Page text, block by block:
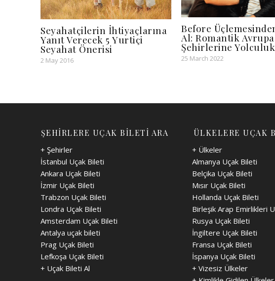
Seyahatçilerin İhtiyaçlarına
Yanıt Verecek 5 Yurtiçi
Seyahat Önerisi
2 May 2016
Before
Al: Romantik Avrupa
Şehirlerine Yolculuk
25 March 2022
ŞEHİRLERE UÇAK BİLETİ ARA
+ Şehirler
İstanbul Uçak Bileti
Ankara Uçak Bileti
İzmir Uçak Bileti
Trabzon Uçak Bileti
Londra Uçak Bileti
Amsterdam Uçak Bileti
Antalya uçak bileti
Prag Uçak Bileti
Lefkoşa Uçak Bileti
+ Uçak Bileti Al
ÜLKELERE UÇAK
+ Ülkeler
Almanya Uçak Bileti
Belçika Uçak Bileti
Mısır Uçak Bileti
Hollanda Uçak Bileti
Birleşik Arap Emirlikleri
Rusya Uçak Bileti
İngiltere Uçak Bileti
Fransa Uçak Bileti
İspanya Uçak Bileti
+ Vizesiz Ülkeler